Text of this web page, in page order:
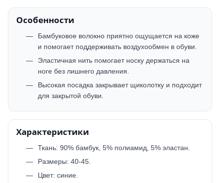
Особенности
Бамбуковое волокно приятно ощущается на коже
и помогает поддерживать воздухообмен в обуви.
Эластичная нить помогает носку держаться на
ноге без лишнего давления.
Высокая посадка закрывает щиколотку и подходит
для закрытой обуви.
Характеристики
Ткань: 90% бамбук, 5% полиамид, 5% эластан.
Размеры: 40-45.
Цвет: синие.